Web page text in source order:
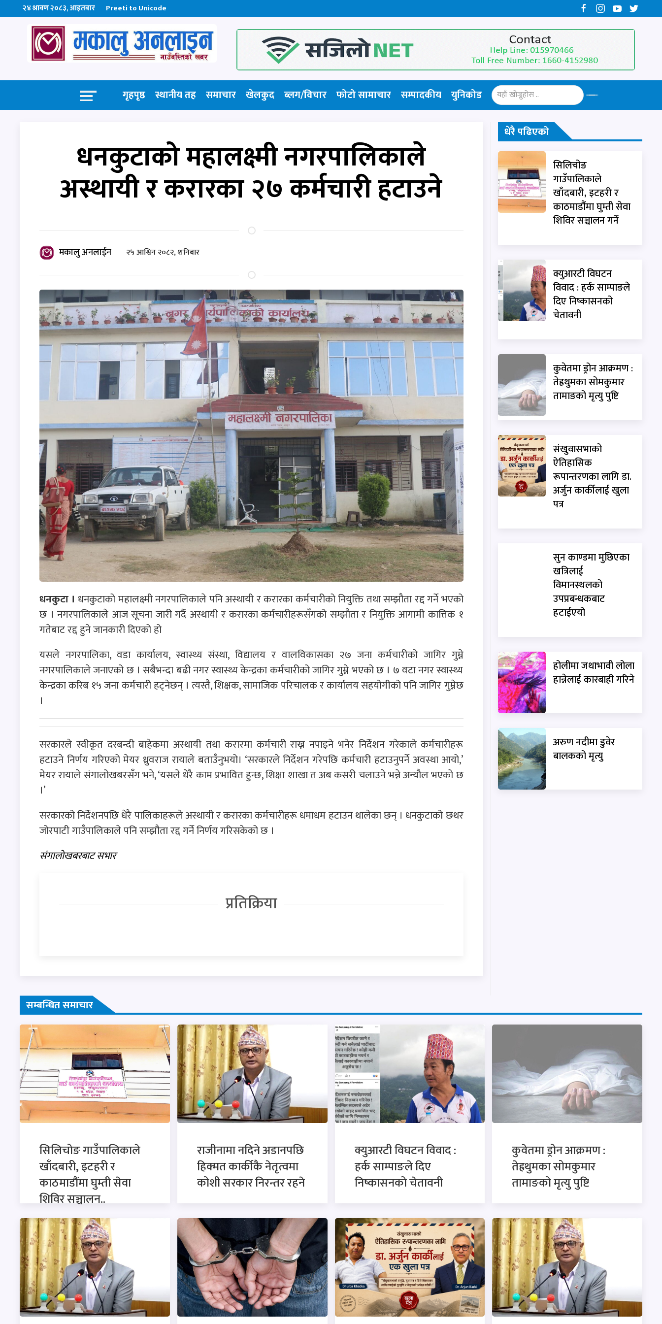
२४ श्रावण २०८३, आइतबार Preeti to Unicode
गृहपृष्ठ स्थानीय तह समाचार खेलकुद ब्लग/विचार फोटो सामाचार​ सम्पादकीय युनिकोड
धनकुटाको महालक्ष्मी नगरपालिकाले
अस्थायी र करारका २७ कर्मचारी हटाउने
मकालु अनलाईन २५ आश्विन २०८२, शनिबार
धनकुटा । धनकुटाको महालक्ष्मी नगरपालिकाले पनि अस्थायी र करारका कर्मचारीको नियुक्ति तथा सम्झौता रद्द गर्ने भएको
छ । नगरपालिकाले आज सूचना जारी गर्दै अस्थायी र करारका कर्मचारीहरूसँगको सम्झौता र नियुक्ति आगामी कात्तिक १
गतेबाट रद्द हुने जानकारी दिएको हो
यसले नगरपालिका, वडा कार्यालय, स्वास्थ्य संस्था, विद्यालय र वालविकासका २७ जना कर्मचारीको जागिर गुम्ने
नगरपालिकाले जनाएको छ । सबैभन्दा बढी नगर स्वास्थ्य केन्द्रका कर्मचारीको जागिर गुम्ने भएको छ । ७ वटा नगर स्वास्थ्य
केन्द्रका करिब १५ जना कर्मचारी हट्नेछन् । त्यस्तै, शिक्षक, सामाजिक परिचालक र कार्यालय सहयोगीको पनि जागिर गुम्नेछ
।
सरकारले स्वीकृत दरबन्दी बाहेकमा अस्थायी तथा करारमा कर्मचारी राख्न नपाइने भनेर निर्देशन गरेकाले कर्मचारीहरू
हटाउने निर्णय गरिएको मेयर ध्रुवराज रायाले बताउँनुभयो। ‘सरकारले निर्देशन गरेपछि कर्मचारी हटाउनुपर्ने अवस्था आयो,’
मेयर रायाले संगालोखबरसँग भने, ‘यसले धेरै काम प्रभावित हुन्छ, शिक्षा शाखा त अब कसरी चलाउने भन्ने अन्यौल भएको छ
।’
सरकारको निर्देशनपछि धेरै पालिकाहरूले अस्थायी र करारका कर्मचारीहरू धमाधम हटाउन थालेका छन् । धनकुटाको छथर
जोरपाटी गाउँपालिकाले पनि सम्झौता रद्द गर्ने निर्णय गरिसकेको छ ।
संगालोखबरबाट सभार
प्रतिक्रिया
धेरै पढिएको
सिलिचोङ
गाउँपालिकाले
खाँदबारी, इटहरी र
काठमाडौंमा घुम्ती सेवा
शिविर सञ्चालन गर्ने
क्युआरटी विघटन
विवाद : हर्क साम्पाङले
दिए निष्कासनको
चेतावनी
कुवेतमा ड्रोन आक्रमण :
तेह्रथुमका सोमकुमार
तामाङको मृत्यु पुष्टि
संखुवासभाको
ऐतिहासिक
रूपान्तरणका लागि डा.
अर्जुन कार्कीलाई खुला
पत्र
सुन काण्डमा मुछिएका
खत्रिलाई
विमानस्थलको
उपप्रबन्धकबाट
हटाईएयो
होलीमा जथाभावी लोला
हान्नेलाई कारबाही गरिने
अरुण नदीमा डुवेर
बालकको मृत्यु
सम्बन्धित समाचार
सिलिचोङ गाउँपालिकाले
खाँदबारी, इटहरी र
काठमाडौंमा घुम्ती सेवा
शिविर सञ्चालन..
राजीनामा नदिने अडानपछि
हिक्मत कार्कीकै नेतृत्वमा
कोशी सरकार निरन्तर रहने
क्युआरटी विघटन विवाद :
हर्क साम्पाङले दिए
निष्कासनको चेतावनी
कुवेतमा ड्रोन आक्रमण :
तेह्रथुमका सोमकुमार
तामाङको मृत्यु पुष्टि